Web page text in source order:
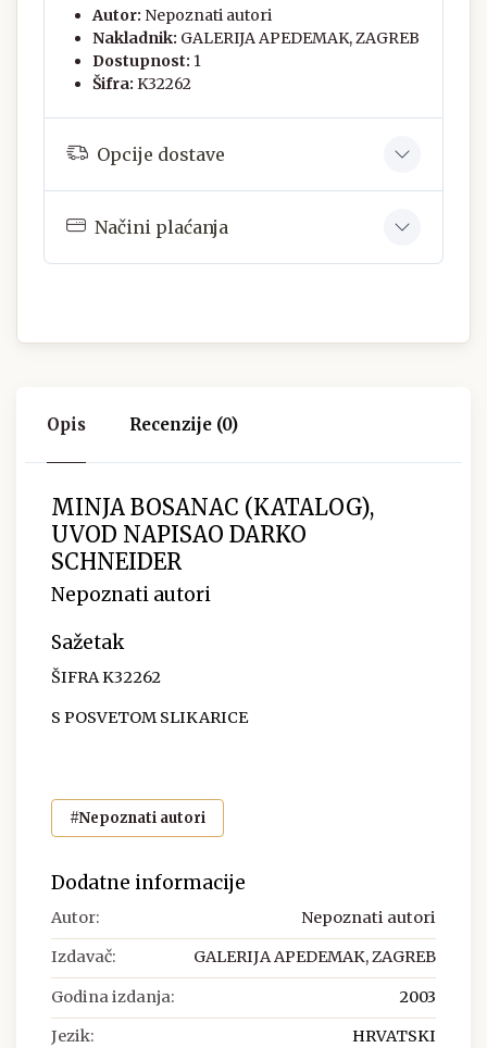
Autor: Nepoznati autori
Nakladnik: GALERIJA APEDEMAK, ZAGREB
Dostupnost: 1
Šifra: K32262
Opcije dostave
Načini plaćanja
Opis Recenzije (0)
MINJA BOSANAC (KATALOG),
UVOD NAPISAO DARKO
SCHNEIDER
Nepoznati autori
Sažetak
ŠIFRA K32262
S POSVETOM SLIKARICE
#Nepoznati autori
Dodatne informacije
Autor: Nepoznati autori
Izdavač: GALERIJA APEDEMAK, ZAGREB
Godina izdanja: 2003
Jezik: HRVATSKI